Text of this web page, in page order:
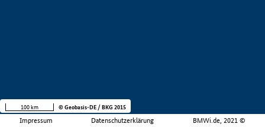
Impressum Datenschutzerklärung BMWi.de, 2021 ©
100 km © Geobasis-DE / BKG 2015